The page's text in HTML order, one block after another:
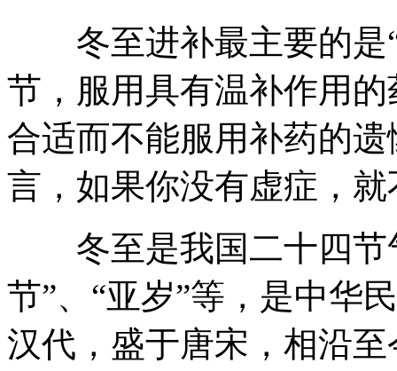
冬至进补最主要的是“
节，服用具有温补作用
合适而不能服用补药的
言，如果你没有虚症，
冬至是我国二十四节
节”、“亚岁”等，是中华
汉代，盛于唐宋，相沿